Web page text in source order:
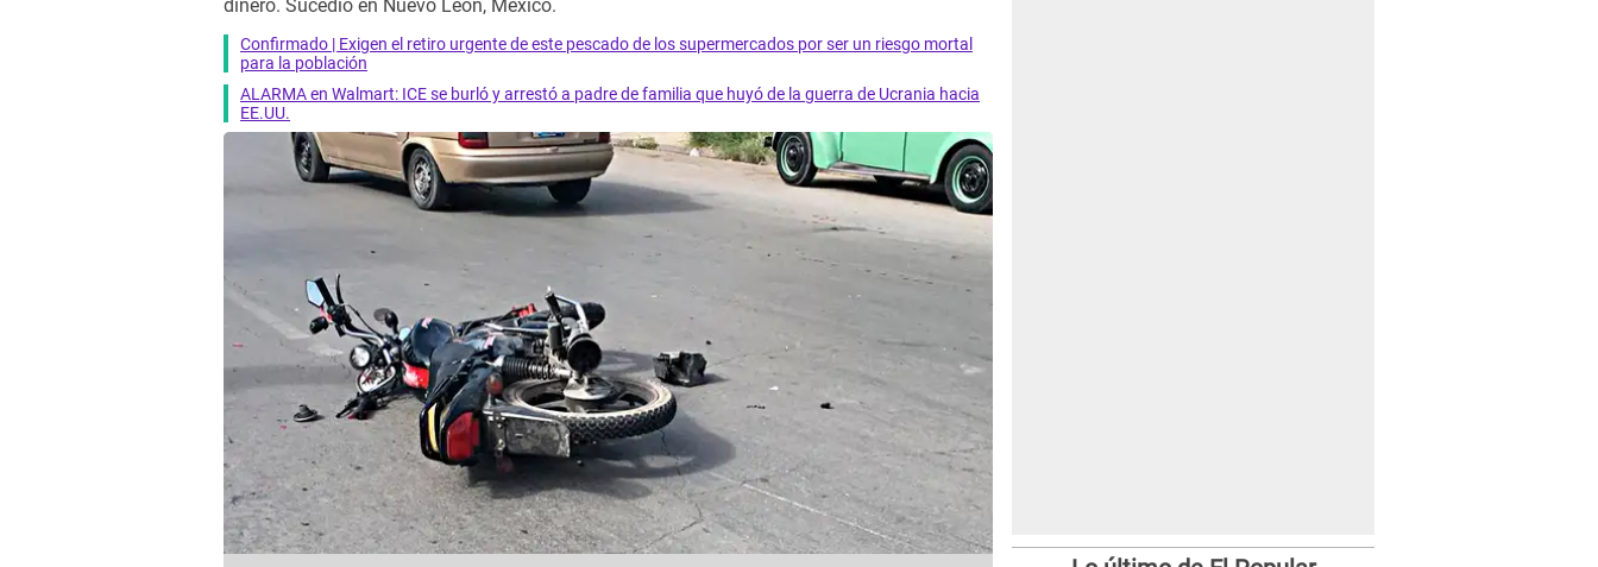
dinero. Sucedió en Nuevo León, México.
Confirmado | Exigen el retiro urgente de este pescado de los supermercados por ser un riesgo mortal
para la población
ALARMA en Walmart: ICE se burló y arrestó a padre de familia que huyó de la guerra de Ucrania hacia
EE.UU.